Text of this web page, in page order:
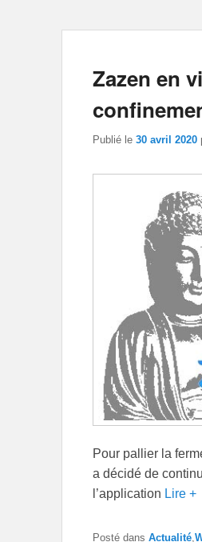
Zazen en
Publié le 30 avril 2020
Pour pallier la
a décidé de
l’application Lire +
Posté dans Actualité,